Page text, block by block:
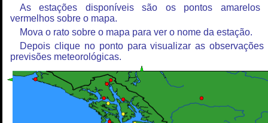
As estações disponíveis são os pontos amarelos
vermelhos sobre o mapa.
Mova o rato sobre o mapa para ver o nome da estação.
Depois clique no ponto para visualizar as observações
previsões meteorológicas.